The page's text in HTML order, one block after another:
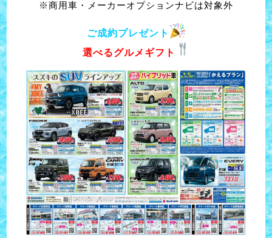
※商用車・メーカーオプションナビは対象外
ご成約プレゼント
選べるグルメギフト